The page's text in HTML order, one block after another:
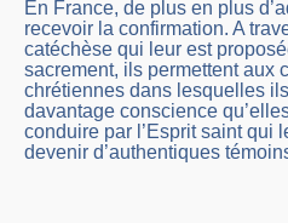
En France, de plus en plus
recevoir la confirmation. A
catéchèse qui leur est
sacrement, ils permettent aux
chrétiennes dans lesquelles
davantage conscience
conduire par l’Esprit saint qui
devenir d’authentiques